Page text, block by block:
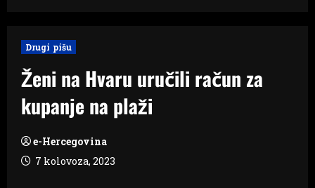
Drugi pišu
Ženi na Hvaru uručili račun za
kupanje na plaži
e-Hercegovina
7 kolovoza, 2023